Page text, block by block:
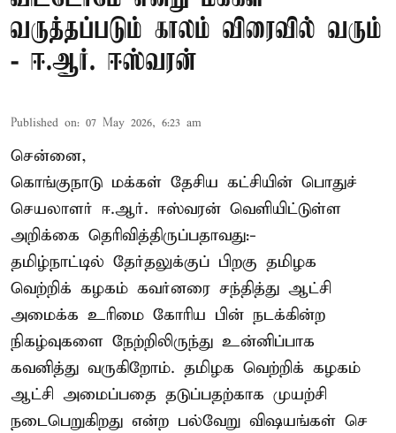
வருத்தப்படும் காலம் விரைவில் வரும்
- ஈ.ஆர். ஈஸ்வரன்
Published on: 07 May 2026, 6:23 am
சென்னை,
கொங்குநாடு மக்கள் தேசிய கட்சியின் பொதுச்
செயலாளர் ஈ.ஆர். ஈஸ்வரன் வெளியிட்டுள்ள
அறிக்கை தெரிவித்திருப்பதாவது:-
தமிழ்நாட்டில் தேர்தலுக்குப் பிறகு தமிழக
வெற்றிக் கழகம் கவர்னரை சந்தித்து ஆட்சி
அமைக்க உரிமை கோரிய பின் நடக்கின்ற
நிகழ்வுகளை நேற்றிலிருந்து உன்னிப்பாக
கவனித்து வருகிறோம். தமிழக வெற்றிக் கழகம்
ஆட்சி அமைப்பதை தடுப்பதற்காக முயற்சி
நடைபெறுகிறது என்ற பல்வேறு விஷயங்கள் செ